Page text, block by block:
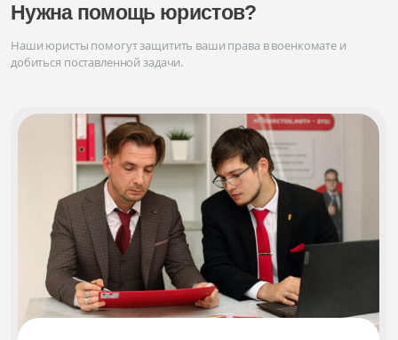
Нужна помощь юристов?
Наши юристы помогут защитить ваши права в военкомате и
добиться поставленной задачи.